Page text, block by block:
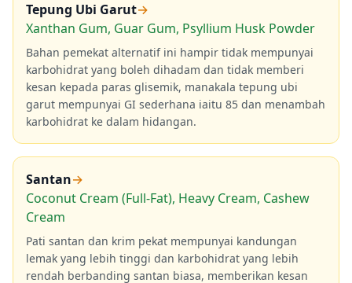
Tepung Ubi Garut→
Xanthan Gum, Guar Gum, Psyllium Husk Powder
Bahan pemekat alternatif ini hampir tidak mempunyai
karbohidrat yang boleh dihadam dan tidak memberi
kesan kepada paras glisemik, manakala tepung ubi
garut mempunyai GI sederhana iaitu 85 dan menambah
karbohidrat ke dalam hidangan.
Santan→
Coconut Cream (Full-Fat), Heavy Cream, Cashew
Cream
Pati santan dan krim pekat mempunyai kandungan
lemak yang lebih tinggi dan karbohidrat yang lebih
rendah berbanding santan biasa, memberikan kesan